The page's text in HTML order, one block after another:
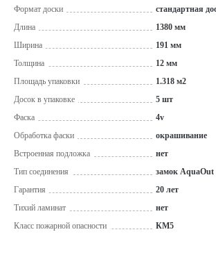
Формат доски
стандартная
Длина
1380 мм
Ширина
191 мм
Толщина
12 мм
Площадь упаковки
1.318 м2
Досок в упаковке
5 шт
Фаска
4v
Обработка фаски
окрашивание
Встроенная подложка
нет
Тип соединения
замок AquaOut
Гарантия
20 лет
Тихий ламинат
нет
Класс пожарной опасности
КМ5